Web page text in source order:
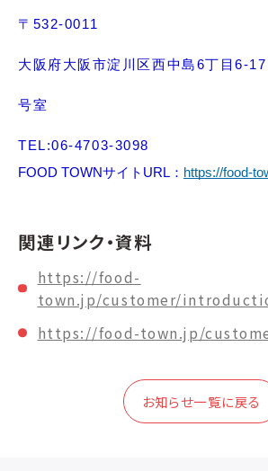
〒532-0011
大阪府大阪市淀川区西中島6丁目6-
号室
TEL:06-4703-3098
FOOD TOWNサイトURL： https://food-
関連リンク・資料
https://food-
town.jp/customer/
https://food-town.jp/
お知らせ一覧に戻る